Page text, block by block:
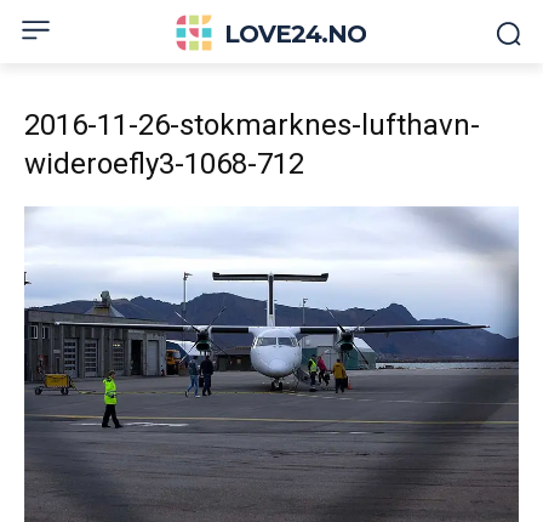
LOVE24.NO
2016-11-26-stokmarknes-lufthavn-
wideroefly3-1068-712